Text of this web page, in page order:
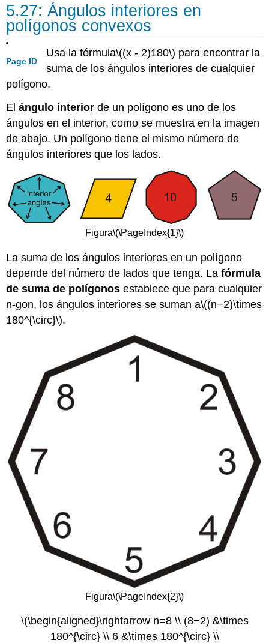
5.27: Ángulos interiores en
polígonos convexos
Page ID
Usa la fórmula\((x - 2)180\) para encontrar la
suma de los ángulos interiores de cualquier
polígono.
Elángulo interior de un polígono es uno de los
ángulos en el interior, como se muestra en la imagen
de abajo. Un polígono tiene el mismo número de
ángulos interiores que los lados.
Figura\(\PageIndex{1}\)
La suma de los ángulos interiores en un polígono
depende del número de lados que tenga. Lafórmula
de suma de polígonos establece que para cualquier
n-gon, los ángulos interiores se suman a\((n−2)\times
180^{\circ}\).
Figura\(\PageIndex{2}\)
\(\begin{aligned}\rightarrow n=8 \\ (8−2) &\times
180^{\circ} \\ 6 &\times 180^{\circ} \\